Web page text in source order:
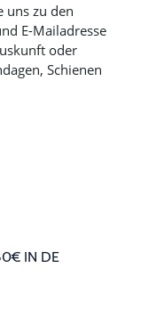
uns zu den
E-Mailadresse
oder
Schienen
IN DE